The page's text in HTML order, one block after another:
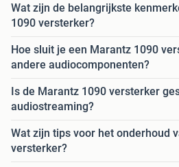
Wat zijn de belangrijkste
1090 versterker?
Hoe sluit je een Marantz 1090
andere audiocomponenten?
Is de Marantz 1090 versterker
audiostreaming?
Wat zijn tips voor het onderhoud
versterker?